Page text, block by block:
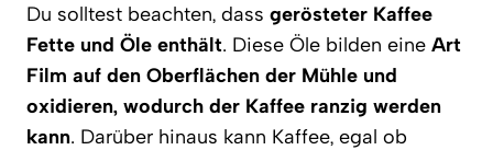
Du solltest beachten, dass gerösteter Kaffee
Fette und Öle enthält. Diese Öle bilden eine Art
Film auf den Oberflächen der Mühle und
oxidieren, wodurch der Kaffee ranzig werden
kann. Darüber hinaus kann Kaffee, egal ob